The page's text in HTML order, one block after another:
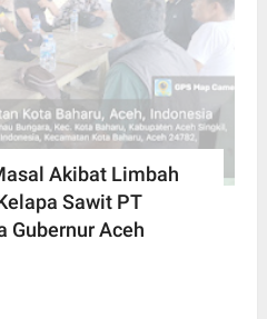
Akibat Limbah
Sawit PT
Gubernur Aceh